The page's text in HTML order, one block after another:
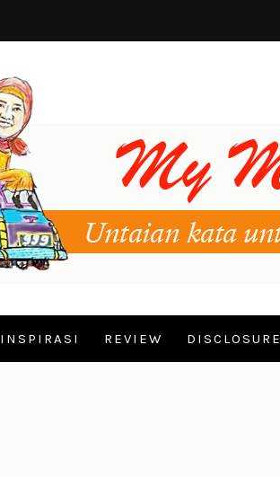
INSPIRASI REVIEW DISCLOSURE